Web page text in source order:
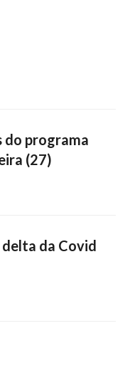
do programa
(27)
da Covid